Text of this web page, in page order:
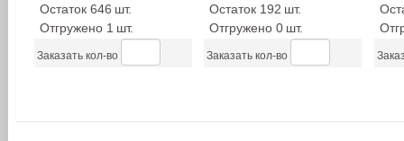
Остаток 646 шт.
Отгружено 1 шт.
Заказать кол-во
Остаток 192 шт.
Отгружено 0 шт.
Заказать кол-во